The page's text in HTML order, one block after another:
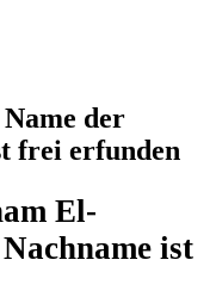
der
frei erfunden
El-
ist